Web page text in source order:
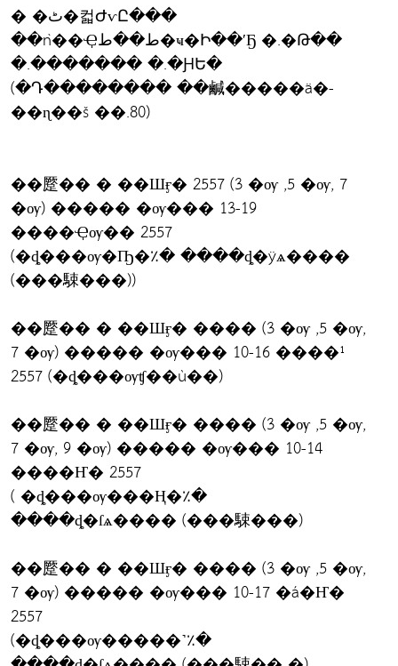
� �ٹ�컯ԺѵԸ���
��ǹ��Ҿط��ط�ҹ�Ի��ʹҔ �.�Թ��
�.������� �.�ԨԵ�
(�Դ�������� ��鹹�����ä�-
��ɳ��š ��.80)
��蹷�� � ��Шӻ� 2557 (3 �ѹ ,5 �ѹ, 7
�ѹ) ����� �ѹ��� 13-19
����Ҿѹ�� 2557
(�ȡ���ѹ�Ҧ�٪� ����ȡ�ÿѧ����
(���駷���))
��蹷�� � ��Шӻ� ���� (3 �ѹ ,5 �ѹ,
7 �ѹ) ����� �ѹ��� 10-16 ����¹
2557 (�ȡ���ѹʧ��ù��)
��蹷�� � ��Шӻ� ���� (3 �ѹ ,5 �ѹ,
7 �ѹ, 9 �ѹ) ����� �ѹ��� 10-14
����Ҥ� 2557
( �ȡ���ѹ���Ң�٪�
����ȡ�ſѧ���� (���駷���)
��蹷�� � ��Шӻ� ���� (3 �ѹ ,5 �ѹ,
7 �ѹ) ����� �ѹ��� 10-17 �á�Ҥ�
2557
(�ȡ���ѹ�����˺٪�